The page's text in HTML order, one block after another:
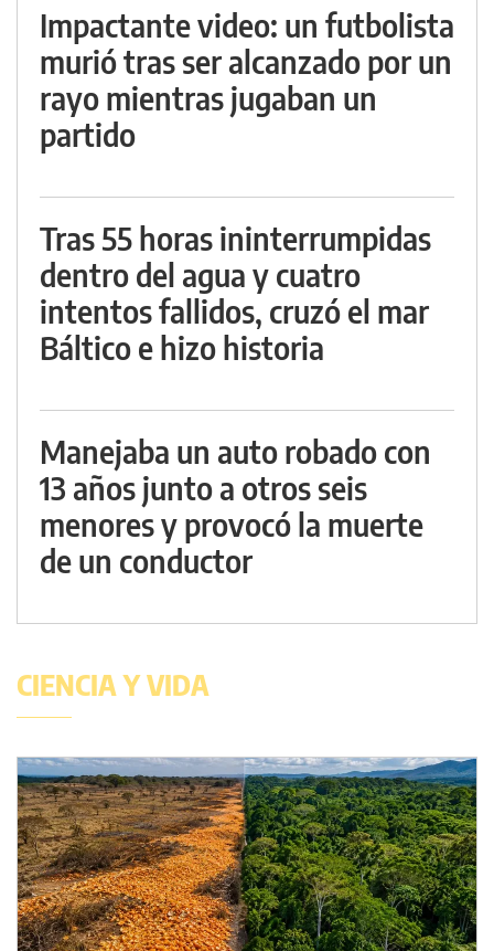
Impactante video: un futbolista
murió tras ser alcanzado por un
rayo mientras jugaban un
partido
Tras 55 horas ininterrumpidas
dentro del agua y cuatro
intentos fallidos, cruzó el mar
Báltico e hizo historia
Manejaba un auto robado con
13 años junto a otros seis
menores y provocó la muerte
de un conductor
CIENCIA Y VIDA